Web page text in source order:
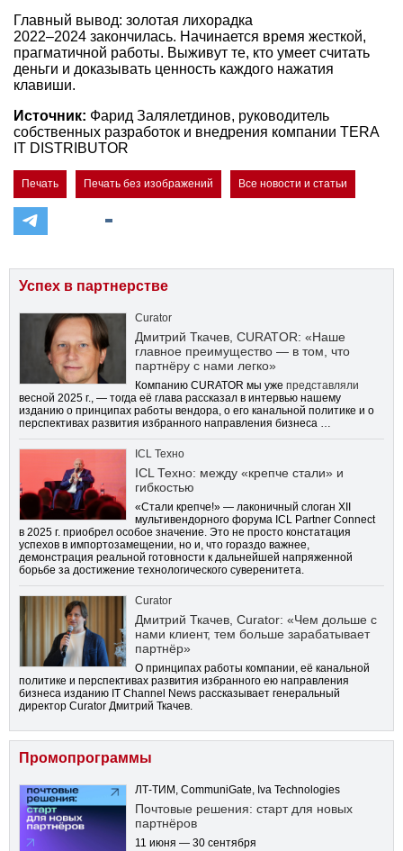
Главный вывод: золотая лихорадка
2022–2024 закончилась. Начинается время жесткой,
прагматичной работы. Выживут те, кто умеет считать
деньги и доказывать ценность каждого нажатия
клавиши.
Источник: Фарид Залялетдинов, руководитель
собственных разработок и внедрения компании TERA
IT DISTRIBUTOR
Печать Печать без изображений Все новости и статьи
Успех в партнерстве
Curator
Дмитрий Ткачев, CURATOR: «Наше
главное преимущество — в том, что
партнёру с нами легко»
Компанию CURATOR мы уже представляли
весной 2025 г., — тогда её глава рассказал в интервью нашему
изданию о принципах работы вендора, о его канальной политике и о
перспективах развития избранного направления бизнеса …
ICL Техно
ICL Техно: между «крепче стали» и
гибкостью
«Стали крепче!» — лаконичный слоган XII
мультивендорного форума ICL Partner Connect
в 2025 г. приобрел особое значение. Это не просто констатация
успехов в импортозамещении, но и, что гораздо важнее,
демонстрация реальной готовности к дальнейшей напряженной
борьбе за достижение технологического суверенитета.
Curator
Дмитрий Ткачев, Curator: «Чем дольше с
нами клиент, тем больше зарабатывает
партнёр»
О принципах работы компании, её канальной
политике и перспективах развития избранного ею направления
бизнеса изданию IT Channel News рассказывает генеральный
директор Curator Дмитрий Ткачев.
Промопрограммы
ЛТ-ТИМ, CommuniGate, Iva Technologies
Почтовые решения: старт для новых
партнёров
11 июня — 30 сентября